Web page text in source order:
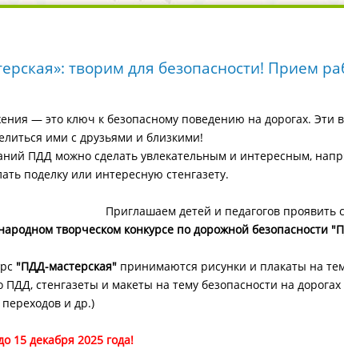
творим для безопасности! Прием
— это ключ к безопасному поведению на дорогах. Эти
ими с друзьями и близкими!
ПДД можно сделать увлекательным и интересным,
поделку или интересную стенгазету.
Приглашаем детей и педагогов проявить
творческом конкурсе по дорожной безопасности
"ПДД-мастерская" принимаются рисунки и плакаты на
стенгазеты и макеты на тему безопасности на
и др.)
15 декабря 2025 года!